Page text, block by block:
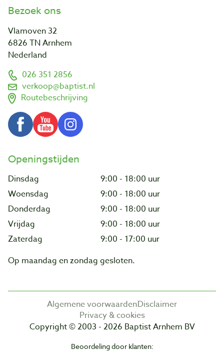
Bezoek ons
Vlamoven 32
6826 TN Arnhem
Nederland
026 351 2856
verkoop@baptist.nl
Routebeschrijving
Openingstijden
Dinsdag
9:00 - 18:00 uur
Woensdag
9:00 - 18:00 uur
Donderdag
9:00 - 18:00 uur
Vrijdag
9:00 - 18:00 uur
Zaterdag
9:00 - 17:00 uur
Op maandag en zondag gesloten.
Algemene voorwaardenDisclaimer
Privacy & cookies
Copyright © 2003 - 2026 Baptist Arnhem BV
Beoordeling door klanten: